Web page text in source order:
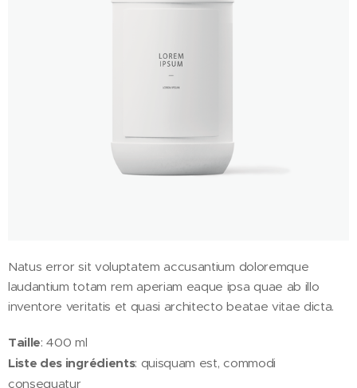
Natus error sit voluptatem accusantium doloremque
laudantium totam rem aperiam eaque ipsa quae ab illo
inventore veritatis et quasi architecto beatae vitae dicta.
Taille: 400 ml
Liste des ingrédients: quisquam est, commodi
consequatur